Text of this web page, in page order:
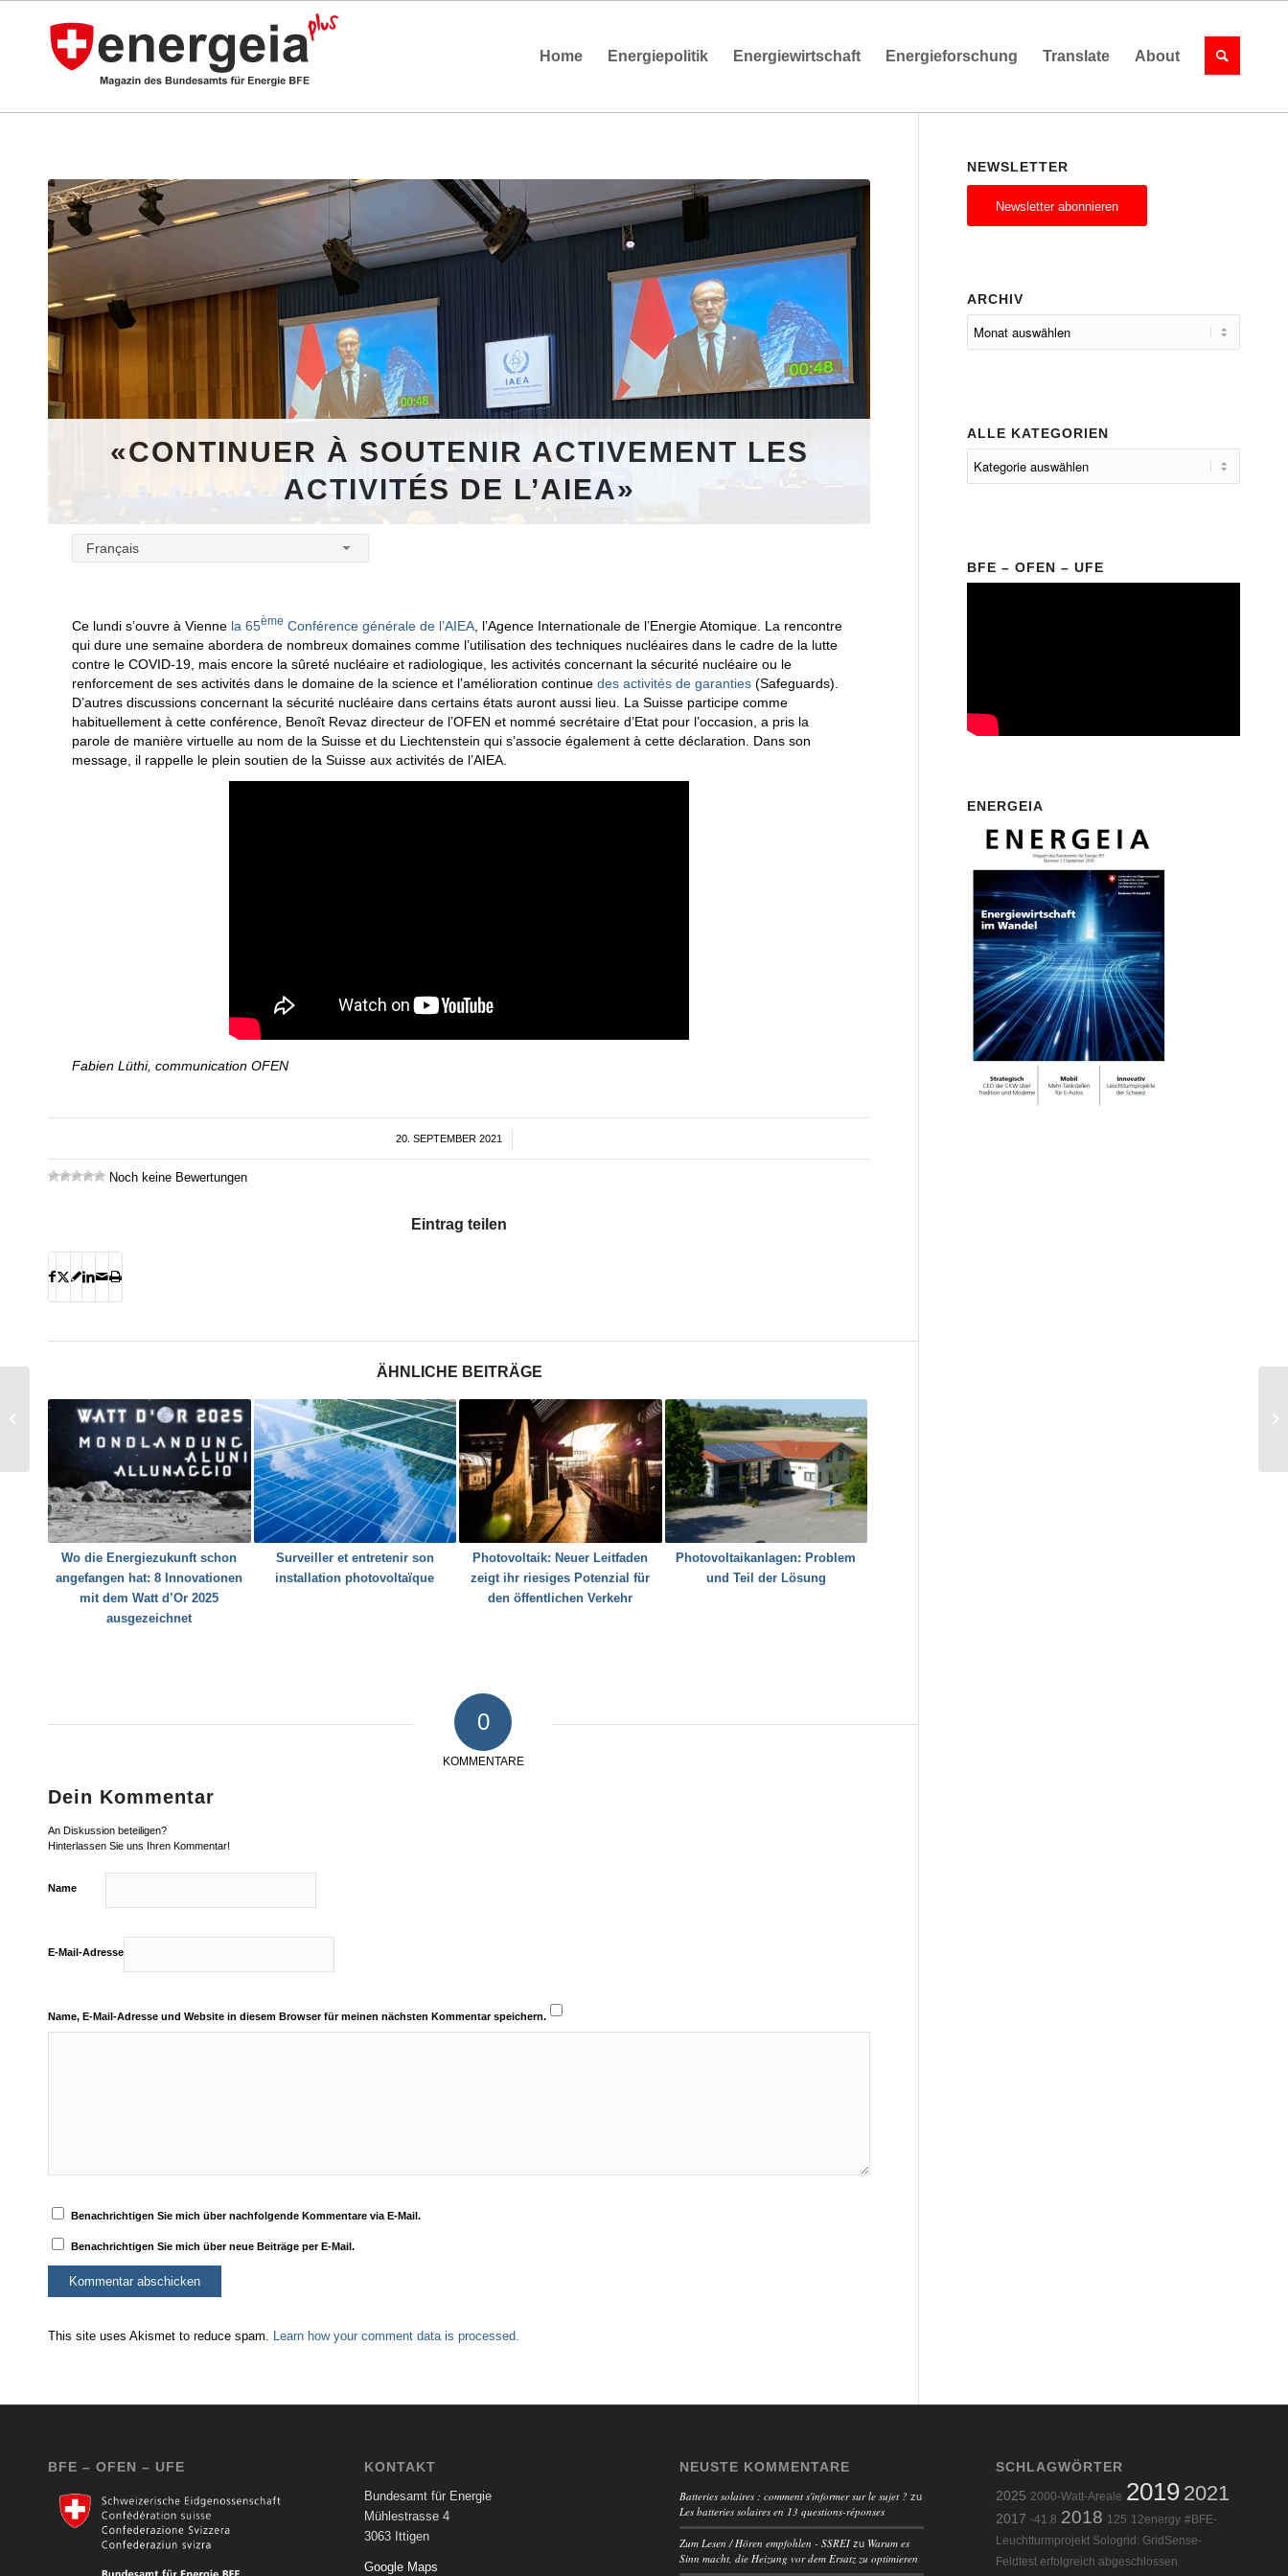
Home Energiepolitik Energiewirtschaft Energieforschung Translate About
«CONTINUER À SOUTENIR ACTIVEMENT LES
ACTIVITÉS DE L’AIEA»
Français
Ce lundi s’ouvre à Vienne la 65ème Conférence générale de l’AIEA , l’Agence Internationale de l’Energie Atomique. La rencontre
qui dure une semaine abordera de nombreux domaines comme l’utilisation des techniques nucléaires dans le cadre de la lutte
contre le COVID-19, mais encore la sûreté nucléaire et radiologique, les activités concernant la sécurité nucléaire ou le
renforcement de ses activités dans le domaine de la science et l’amélioration continue des activités de garanties (Safeguards).
D’autres discussions concernant la sécurité nucléaire dans certains états auront aussi lieu. La Suisse participe comme
habituellement à cette conférence, Benoît Revaz directeur de l’OFEN et nommé secrétaire d’Etat pour l’occasion, a pris la
parole de manière virtuelle au nom de la Suisse et du Liechtenstein qui s’associe également à cette déclaration. Dans son
message, il rappelle le plein soutien de la Suisse aux activités de l’AIEA.
Fabien Lüthi, communication OFEN
20. SEPTEMBER 2021
/
Noch keine Bewertungen
Eintrag teilen
ÄHNLICHE BEITRÄGE
Wo die Energiezukunft schon
angefangen hat: 8 Innovationen
mit dem Watt d’Or 2025
ausgezeichnet
Surveiller et entretenir son
installation photovoltaïque
Photovoltaik: Neuer Leitfaden
zeigt ihr riesiges Potenzial für
den öffentlichen Verkehr
Photovoltaikanlagen: Problem
und Teil der Lösung
0
KOMMENTARE
Dein Kommentar
An Diskussion beteiligen?
Hinterlassen Sie uns Ihren Kommentar!
Name
E-Mail-Adresse
Name, E-Mail-Adresse und Website in diesem Browser für meinen nächsten Kommentar speichern.
Benachrichtigen Sie mich über nachfolgende Kommentare via E-Mail.
Benachrichtigen Sie mich über neue Beiträge per E-Mail.
This site uses Akismet to reduce spam. Learn how your comment data is processed.
NEWSLETTER
Newsletter abonnieren
ARCHIV
ALLE KATEGORIEN
BFE – OFEN – UFE
ENERGEIA
BFE – OFEN – UFE KONTAKT
Bundesamt für Energie
Mühlestrasse 4
3063 Ittigen
Google Maps
NEUSTE KOMMENTARE
Batteries solaires : comment s'informer sur le sujet ? zu
Les batteries solaires en 13 questions-réponses
Zum Lesen / Hören empfohlen - SSREI zu Warum es
Sinn macht, die Heizung vor dem Ersatz zu optimieren
SCHLAGWÖRTER
2025 2000-Watt-Areale 2019 2021
2017 -41.8 2018 125 12energy #BFE-
Leuchtturmprojekt Sologrid: GridSense-
Feldtest erfolgreich abgeschlossen
Quand le soleil, le vent
et l’eau alimentent la
montagne